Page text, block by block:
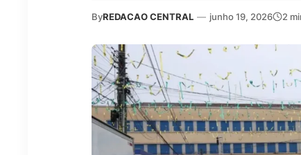
ByREDACAO CENTRAL — junho 19, 2026 2